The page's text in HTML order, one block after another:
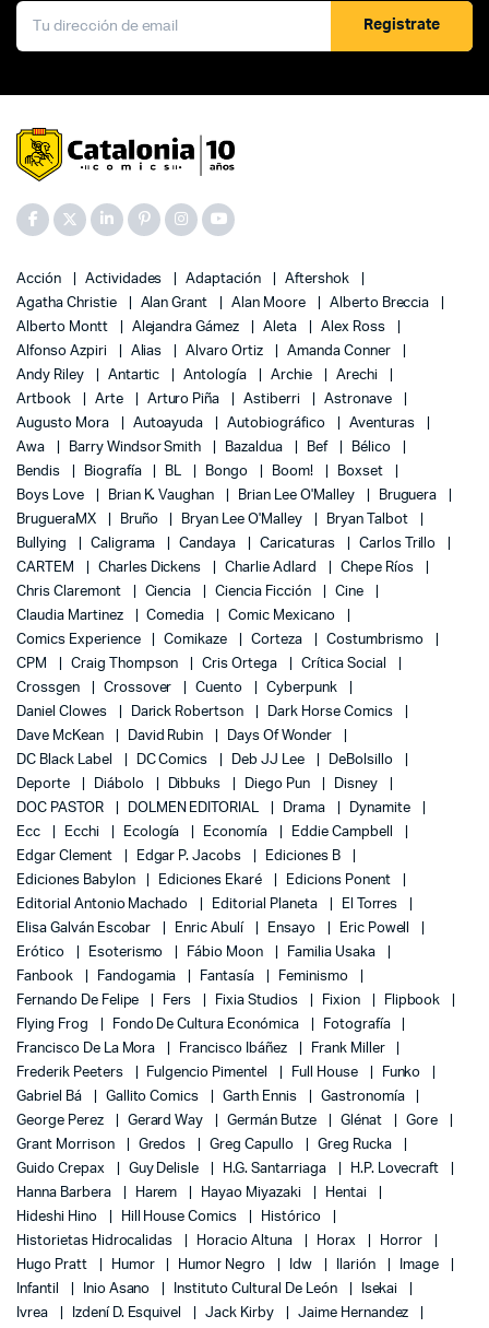
Registrate
Acción Actividades Adaptación
Aftershok
Agatha Christie
Alan Grant Alan Moore
Alberto Breccia
Alberto Montt
Alejandra Gámez Aleta
Alex Ross
Alfonso Azpiri
Alias Alvaro Ortiz
Amanda Conner
Andy Riley
Antartic Antología Archie
Arechi
Artbook
Arte Arturo Piña Astiberri
Astronave
Augusto Mora
Autoayuda Autobiográfico
Aventuras
Awa
Barry Windsor Smith Bazaldua Bef
Bélico
Bendis
Biografía BL Bongo Boom!
Boxset
Boys Love
Brian K. Vaughan Brian Lee O'Malley
Bruguera
BrugueraMX
Bruño Bryan Lee O'Malley
Bryan Talbot
Bullying
Caligrama Candaya Caricaturas
Carlos Trillo
CARTEM
Charles Dickens Charlie Adlard
Chepe Ríos
Chris Claremont
Ciencia Ciencia Ficción
Cine
Claudia Martinez
Comedia
Comic Mexicano
Comics Experience
Comikaze Corteza
Costumbrismo
CPM
Craig Thompson Cris Ortega
Crítica Social
Crossgen
Crossover Cuento
Cyberpunk
Daniel Clowes
Darick Robertson
Dark Horse Comics
Dave McKean
David Rubin
Days Of Wonder
DC Black Label
DC Comics Deb JJ Lee
DeBolsillo
Deporte
Diábolo Dibbuks Diego Pun
Disney
DOC PASTOR
DOLMEN EDITORIAL Drama
Dynamite
Ecc
Ecchi Ecología Economía
Eddie Campbell
Edgar Clement
Edgar P. Jacobs
Ediciones B
Ediciones Babylon
Ediciones Ekaré
Edicions Ponent
Editorial Antonio Machado
Editorial Planeta
El Torres
Elisa Galván Escobar
Enric Abulí Ensayo
Eric Powell
Erótico
Esoterismo Fábio Moon
Familia Usaka
Fanbook
Fandogamia Fantasía
Feminismo
Fernando De Felipe
Fers Fixia Studios Fixion
Flipbook
Flying Frog
Fondo De Cultura Económica
Fotografía
Francisco De La Mora
Francisco Ibáñez
Frank Miller
Frederik Peeters
Fulgencio Pimentel Full House
Funko
Gabriel Bá
Gallito Comics Garth Ennis
Gastronomía
George Perez
Gerard Way Germán Butze Glénat
Gore
Grant Morrison
Gredos Greg Capullo
Greg Rucka
Guido Crepax
Guy Delisle H.G. Santarriaga
H.P. Lovecraft
Hanna Barbera
Harem Hayao Miyazaki
Hentai
Hideshi Hino
Hill House Comics
Histórico
Historietas Hidrocalidas
Horacio Altuna Horax
Horror
Hugo Pratt
Humor Humor Negro Idw Ilarión
Image
Infantil
Inio Asano Instituto Cultural De León
Isekai
Ivrea
Izdení D. Esquivel Jack Kirby
Jaime Hernandez